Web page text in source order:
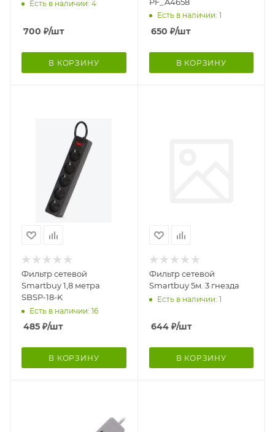
Есть в наличии: 4
700 ₽/шт
В КОРЗИНУ
PF_A4658
Есть в наличии: 1
650 ₽/шт
В КОРЗИНУ
Фильтр сетевой
Smartbuy 1,8 метра
SBSP-18-K
Есть в наличии: 16
485 ₽/шт
В КОРЗИНУ
Фильтр сетевой
Smartbuy 5м. 3 гнезда
Есть в наличии: 1
644₽/шт
В КОРЗИНУ